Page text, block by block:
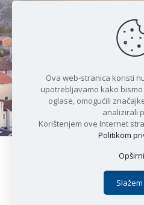
Čudesan spoj
Copyright © 2021 Općina
Politika
Apoc
Ova web-stranica koristi
upotrebljavamo kako
oglase, omogućili
analizirali
Korištenjem ove Internet
Politikom